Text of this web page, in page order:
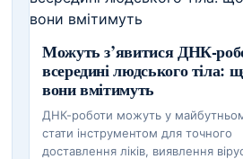
Можуть з’явитися ДНК-
всередині людського тіла:
вони вмітимуть
ДНК-роботи можуть у
стати інструментом для точного
доставлення ліків, виявлення